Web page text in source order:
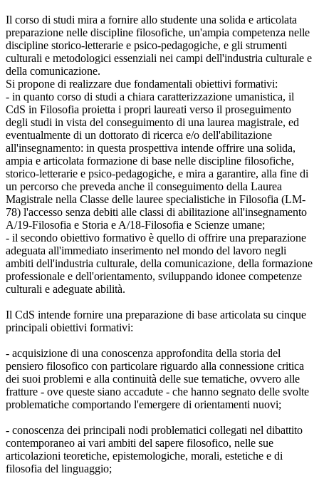
Il corso di studi mira a fornire allo studente una solida e articolata
preparazione nelle discipline filosofiche, un'ampia competenza nelle
discipline storico-letterarie e psico-pedagogiche, e gli strumenti
culturali e metodologici essenziali nei campi dell'industria culturale e
della comunicazione.
Si propone di realizzare due fondamentali obiettivi formativi:
- in quanto corso di studi a chiara caratterizzazione umanistica, il
CdS in Filosofia proietta i propri laureati verso il proseguimento
degli studi in vista del conseguimento di una laurea magistrale, ed
eventualmente di un dottorato di ricerca e/o dell'abilitazione
all'insegnamento: in questa prospettiva intende offrire una solida,
ampia e articolata formazione di base nelle discipline filosofiche,
storico-letterarie e psico-pedagogiche, e mira a garantire, alla fine di
un percorso che preveda anche il conseguimento della Laurea
Magistrale nella Classe delle lauree specialistiche in Filosofia (LM-
78) l'accesso senza debiti alle classi di abilitazione all'insegnamento
A/19-Filosofia e Storia e A/18-Filosofia e Scienze umane;
- il secondo obiettivo formativo è quello di offrire una preparazione
adeguata all'immediato inserimento nel mondo del lavoro negli
ambiti dell'industria culturale, della comunicazione, della formazione
professionale e dell'orientamento, sviluppando idonee competenze
culturali e adeguate abilità.
Il CdS intende fornire una preparazione di base articolata su cinque
principali obiettivi formativi:
- acquisizione di una conoscenza approfondita della storia del
pensiero filosofico con particolare riguardo alla connessione critica
dei suoi problemi e alla continuità delle sue tematiche, ovvero alle
fratture - ove queste siano accadute - che hanno segnato delle svolte
problematiche comportando l'emergere di orientamenti nuovi;
- conoscenza dei principali nodi problematici collegati nel dibattito
contemporaneo ai vari ambiti del sapere filosofico, nelle sue
articolazioni teoretiche, epistemologiche, morali, estetiche e di
filosofia del linguaggio;